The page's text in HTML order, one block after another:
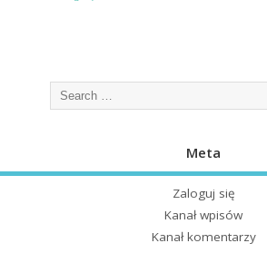
Meta
Zaloguj się
Kanał wpisów
Kanał komentarzy